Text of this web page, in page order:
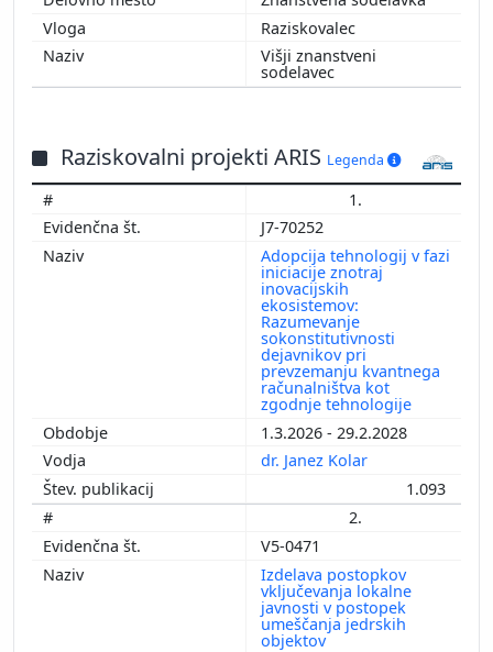
Raziskovalec
Višji znanstveni
sodelavec
Raziskovalni projekti ARIS Legenda
1.
J7-70252
Adopcija tehnologij v fazi
iniciacije znotraj
inovacijskih
ekosistemov:
Razumevanje
sokonstitutivnosti
dejavnikov pri
prevzemanju kvantnega
računalništva kot
zgodnje tehnologije
1.3.2026 - 29.2.2028
dr. Janez Kolar
1.093
2.
V5-0471
Izdelava postopkov
vključevanja lokalne
javnosti v postopek
umeščanja jedrskih
objektov